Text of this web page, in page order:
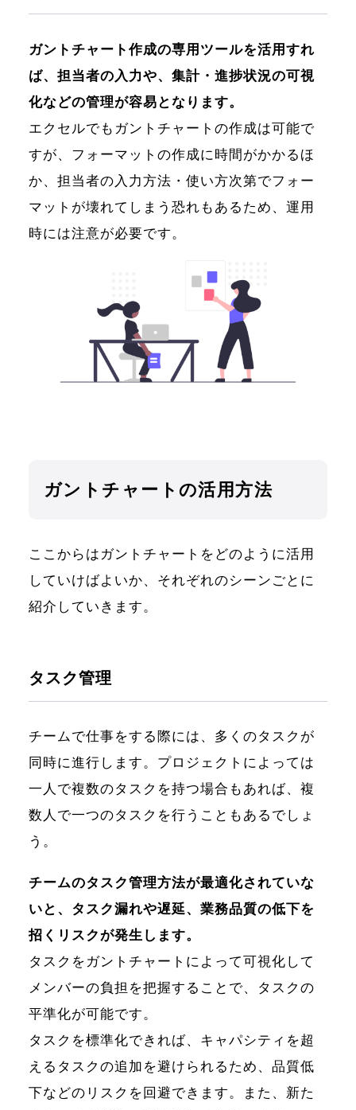
ガントチャート作成の専用ツールを活用すれ
ば、担当者の入力や、集計・進捗状況の可視
化などの管理が容易となります。
エクセルでもガントチャートの作成は可能で
すが、フォーマットの作成に時間がかかるほ
か、担当者の入力方法・使い方次第でフォー
マットが壊れてしまう恐れもあるため、運用
時には注意が必要です。
ガントチャートの活用方法
ここからはガントチャートをどのように活用
していけばよいか、それぞれのシーンごとに
紹介していきます。
タスク管理
チームで仕事をする際には、多くのタスクが
同時に進行します。プロジェクトによっては
一人で複数のタスクを持つ場合もあれば、複
数人で一つのタスクを行うこともあるでしょ
う。
チームのタスク管理方法が最適化されていな
いと、タスク漏れや遅延、業務品質の低下を
招くリスクが発生します。
タスクをガントチャートによって可視化して
メンバーの負担を把握することで、タスクの
平準化が可能です。
タスクを標準化できれば、キャパシティを超
えるタスクの追加を避けられるため、品質低
下などのリスクを回避できます。また、新た